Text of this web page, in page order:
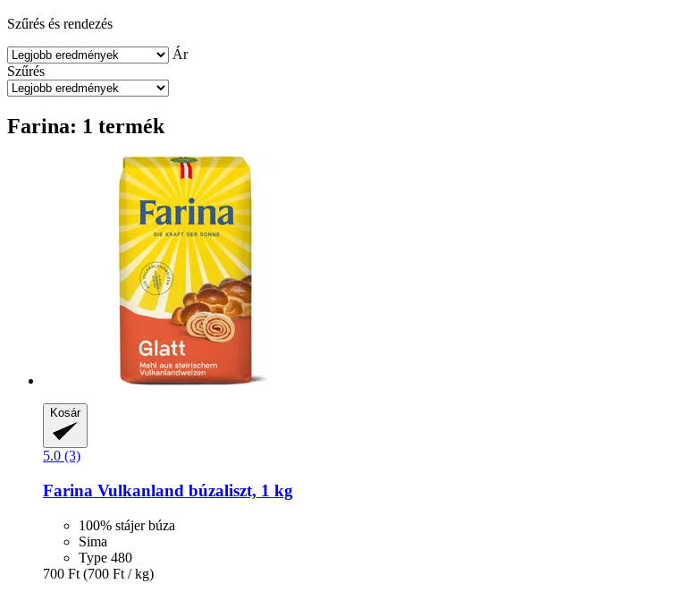
Szűrés és rendezés
Ár
Szűrés
Farina: 1 termék
Kosár
5.0 (3)
Farina Vulkanland búzaliszt, 1 kg
100% stájer búza
Sima
Type 480
700 Ft (700 Ft / kg)